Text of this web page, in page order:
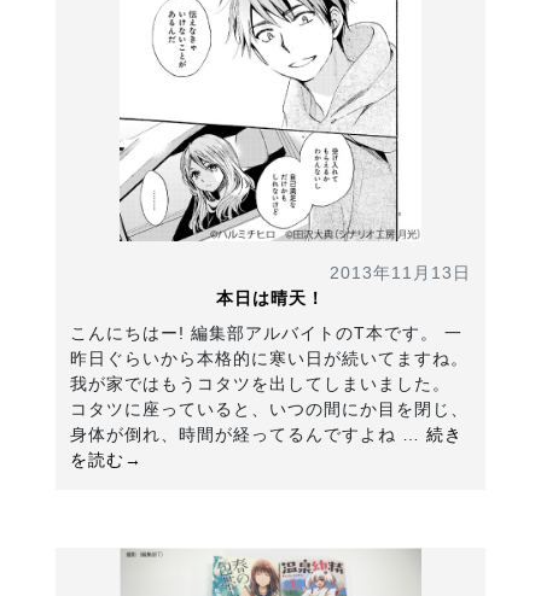
2013年11月13日
本日は晴天！
こんにちはー! 編集部アルバイトのT本です。 一
昨日ぐらいから本格的に寒い日が続いてますね。
我が家ではもうコタツを出してしまいました。
コタツに座っていると、いつの間にか目を閉じ、
身体が倒れ、時間が経ってるんですよね … 続き
を読む→